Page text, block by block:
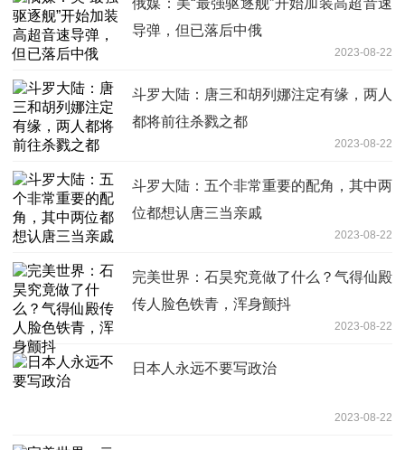
导弹，但已落后中俄
2023-08-22
斗罗大陆：唐三和胡列娜注定有缘，两人
都将前往杀戮之都
2023-08-22
斗罗大陆：五个非常重要的配角，其中两
位都想认唐三当亲戚
2023-08-22
完美世界：石昊究竟做了什么？气得仙殿
传人脸色铁青，浑身颤抖
2023-08-22
日本人永远不要写政治
2023-08-22